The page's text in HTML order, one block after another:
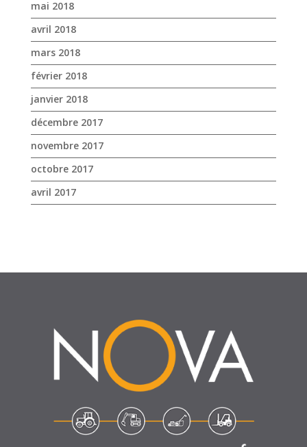
décembre 2017
novembre 2017
octobre 2017
avril 2017
SUIVEZ-NOUS